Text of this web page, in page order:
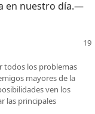
en nuestro día.—
todos los problemas
mayores de la
ven los
las principales